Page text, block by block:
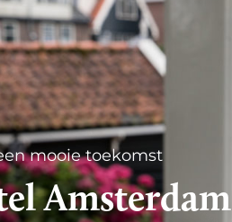
mooie toekomst
Amsterdam